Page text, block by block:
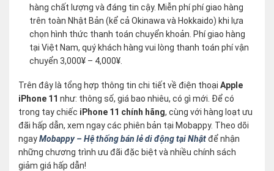
hàng chất lượng và đáng tin cậy. Miễn phí phí giao hàng
trên toàn Nhật Bản (kể cả Okinawa và Hokkaido) khi lựa
chọn hình thức thanh toán chuyển khoản. Phí giao hàng
tại Việt Nam, quý khách hàng vui lòng thanh toán phí vận
chuyển 3,000¥ – 4,000¥.
Trên đây là tổng hợp thông tin chi tiết về điện thoại Apple
iPhone 11 như: thông số, giá bao nhiêu, có gì mới. Để có
trong tay chiếc iPhone 11 chính hãng, cùng với hàng loạt ưu
đãi hấp dẫn, xem ngay các phiên bản tại Mobappy. Theo dõi
ngayMobappy – Hệ thống bán lẻ di động tại Nhậtđể nhận
những chương trình ưu đãi đặc biệt và nhiều chính sách
giảm giá hấp dẫn!